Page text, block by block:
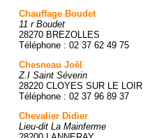
Chauffage Boudet
11 r Boudet
28270 BREZOLLES
Téléphone : 02 37 62 49 75
Chesneau Joël
Z.I Saint Séverin
28220 CLOYES SUR LE LOIR
Téléphone : 02 37 96 89 37
Chevalier Didier
Lieu-dit La Mainferme